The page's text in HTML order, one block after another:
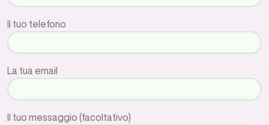
Il tuo telefono
La tua email
Il tuo messaggio (facoltativo)